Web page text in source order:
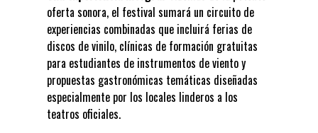
oferta sonora, el festival sumará un circuito de
experiencias combinadas que incluirá ferias de
discos de vinilo, clínicas de formación gratuitas
para estudiantes de instrumentos de viento y
propuestas gastronómicas temáticas diseñadas
especialmente por los locales linderos a los
teatros oficiales.